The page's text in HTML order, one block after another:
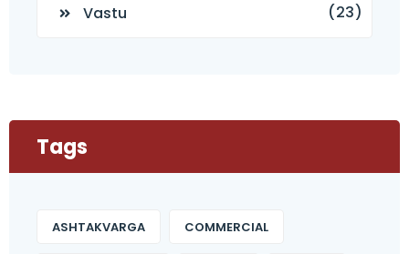
Vastu (23)
Tags
ASHTAKVARGA COMMERCIAL